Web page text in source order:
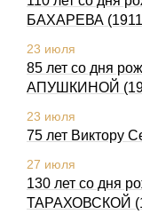
БАХАРЕВА
23 июля
85 лет со дня
АПУШКИНОЙ
23 июля
75 лет Виктору
27 июля
130 лет со дня
ТАРАХОВСКОЙ